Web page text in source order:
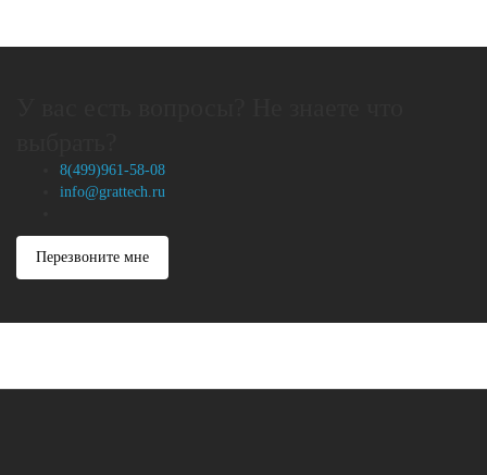
8(499)961-58-08
info@grattech.ru
Перезвоните мне